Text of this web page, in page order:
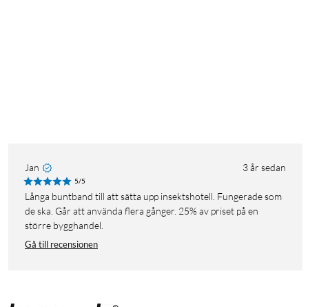
Jan 3 år sedan
5/5
Långa buntband till att sätta upp insektshotell. Fungerade som
de ska. Går att använda flera gånger. 25% av priset på en
större bygghandel.
Gå till recensionen